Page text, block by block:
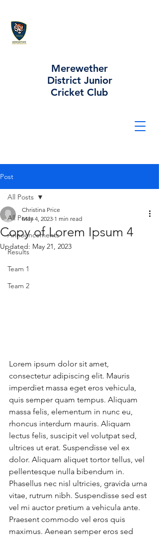
Merewether
District Junior
Cricket Club
Post
All Posts
Announcements
Results
Team 1
Team 2
All Posts
Copy of Lorem Ipsum 4
Christina Price
May 4, 2023 1 min read
Updated: May 21, 2023
Lorem ipsum dolor sit amet,
consectetur adipiscing elit. Mauris
imperdiet massa eget eros vehicula,
quis semper quam tempus. Aliquam
massa felis, elementum in nunc eu,
rhoncus interdum mauris. Aliquam
lectus felis, suscipit vel volutpat sed,
ultrices ut erat. Suspendisse vel ex
dolor. Aliquam aliquet tortor tellus, vel
pellentesque nulla bibendum in.
Phasellus nec nisl ultricies, gravida urna
vitae, rutrum nibh. Suspendisse sed est
vel mi auctor pretium a vehicula ante.
Praesent commodo vel eros quis
maximus. Aenean semper eros sed